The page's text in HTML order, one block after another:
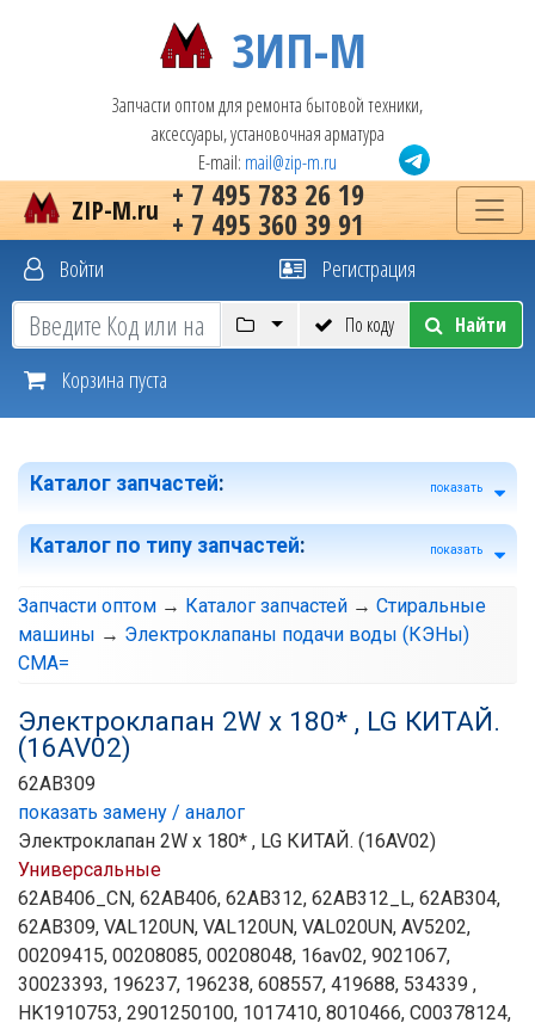
ЗИП-М
Запчасти оптом для ремонта бытовой техники,
аксессуары, установочная арматура
E-mail: mail@zip-m.ru
+ 7 495 783 26 19
+ 7 495 360 39 91
ZIP-M.ru
Войти Регистрация
По коду Найти
Корзина пуста
Каталог запчастей: показать
Каталог по типу запчастей: показать
Запчасти оптом → Каталог запчастей → Стиральные
машины → Электроклапаны подачи воды (КЭНы)
СМА=
Электроклапан 2W x 180* , LG КИТАЙ.
(16AV02)
62AB309
показать замену / аналог
Электроклапан 2W x 180* , LG КИТАЙ. (16AV02)
Универсальные
62AB406_CN, 62AB406, 62AB312, 62AB312_L, 62AB304,
62AB309, VAL120UN, VAL120UN, VAL020UN, AV5202,
00209415, 00208085, 00208048, 16av02, 9021067,
30023393, 196237, 196238, 608557, 419688, 534339 ,
HK1910753, 2901250100, 1017410, 8010466, C00378124,